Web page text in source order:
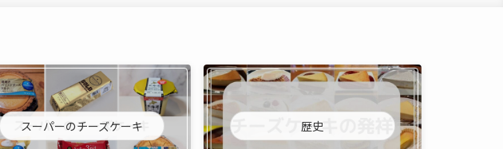
スーパーのチーズケーキ 歴史